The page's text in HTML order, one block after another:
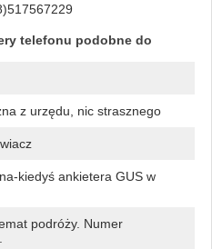
telefonu podobne do
z urzędu, nic strasznego
kiedyś ankietera GUS w
podróży. Numer